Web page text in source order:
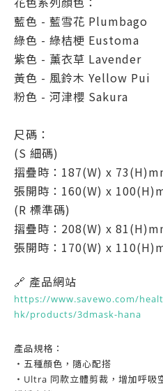
藍色 - 藍雪花 Plumbago
綠色 - 綠桔梗 Eustoma
紫色 - 薰衣草 Lavender
黃色 - 風鈴木 Yellow Pui
粉色 - 河津櫻 Sakura
尺碼：
(S 細碼)
摺疊時：187(W) x
張開時：160(W) x
(R 標準碼)
摺疊時：208(W) x
張開時：170(W) x
🔗 產品網站
https://www.savewo.com/
hk/products/3dmask-hana
產品規格：
・五種顏色，隨心配搭
・Ultra 同款立體剪裁，增加呼吸